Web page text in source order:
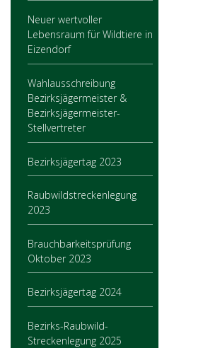
Neuer wertvoller
Lebensraum für Wildtiere in
Eizendorf
Wahlausschreibung
Bezirksjägermeister &
Bezirksjägermeister-
Stellvertreter
Bezirksjägertag 2023
Raubwildstreckenlegung
2023
Brauchbarkeitsprüfung
Oktober 2023
Bezirksjägertag 2024
Bezirks-Raubwild-
Streckenlegung 2025